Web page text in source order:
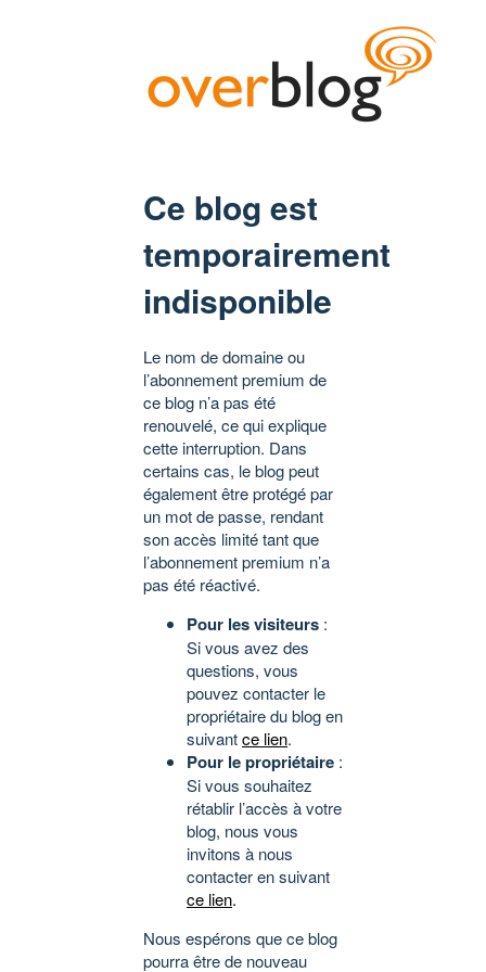
Ce blog est
temporairement
indisponible
Le nom de domaine ou
l’abonnement premium de
ce blog n’a pas été
renouvelé, ce qui explique
cette interruption. Dans
certains cas, le blog peut
également être protégé par
un mot de passe, rendant
son accès limité tant que
l’abonnement premium n’a
pas été réactivé.
Pour les visiteurs :
Si vous avez des
questions, vous
pouvez contacter le
propriétaire du blog en
suivantce lien.
Pour le propriétaire :
Si vous souhaitez
rétablir l’accès à votre
blog, nous vous
invitons à nous
contacter en suivant
ce lien.
Nous espérons que ce blog
pourra être de nouveau